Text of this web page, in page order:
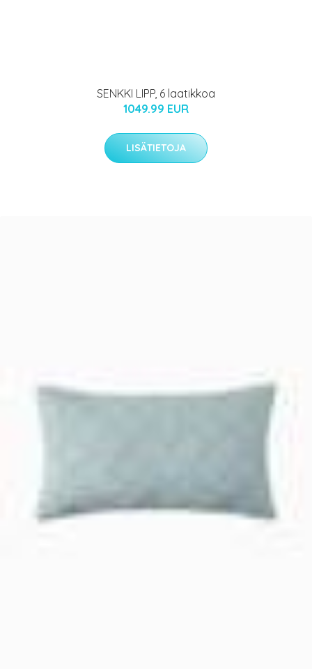
SENKKI LIPP, 6 laatikkoa
1049.99 EUR
LISÄTIETOJA